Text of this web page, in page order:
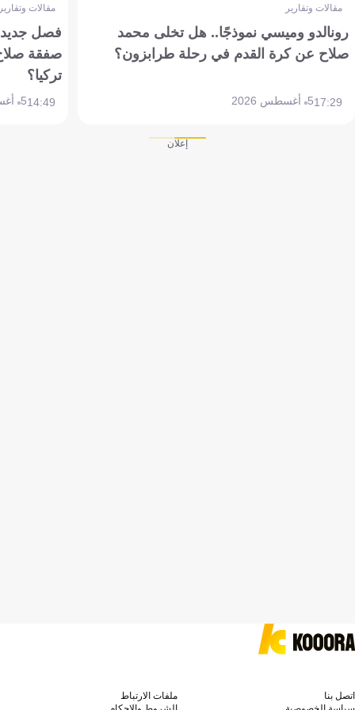
مقالات وتقارير
رونالدو وميسي نموذجًا.. هل تخلى محمد
صلاح عن كرة القدم في رحلة طرابزون؟
17:295 أغسطس 2026
مقالات
فصل جديد
صفقة
تركيا؟
14:495 أغسطس 2026
إعلان
اتصل بنا
ملفات الارتباط